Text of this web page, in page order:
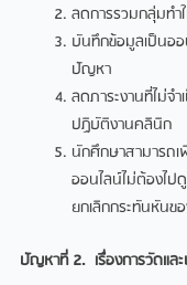
ลดการรวมกลุ่มทำ
บันทึกข้อมูลเป็นอ
ปัญหา
ลดภาระงานที่ไม่จ
ปฏิบัติงานคลินิก
นักศึกษาสามารถเ
ออนไลน์ไม่ต้องไป
ยกเลิกกระทันหันข
ปัญหาที่2. เรื่องการวัดแล